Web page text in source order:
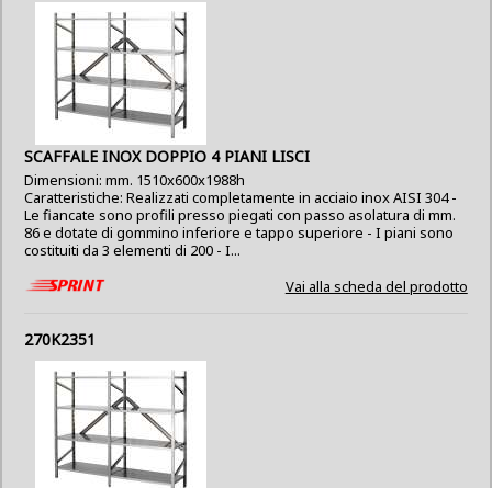
SCAFFALE INOX DOPPIO 4 PIANI LISCI
Dimensioni: mm. 1510x600x1988h
Caratteristiche: Realizzati completamente in acciaio inox AISI 304 -
Le fiancate sono profili presso piegati con passo asolatura di mm.
86 e dotate di gommino inferiore e tappo superiore - I piani sono
costituiti da 3 elementi di 200 - I...
Vai alla scheda del prodotto
270K2351